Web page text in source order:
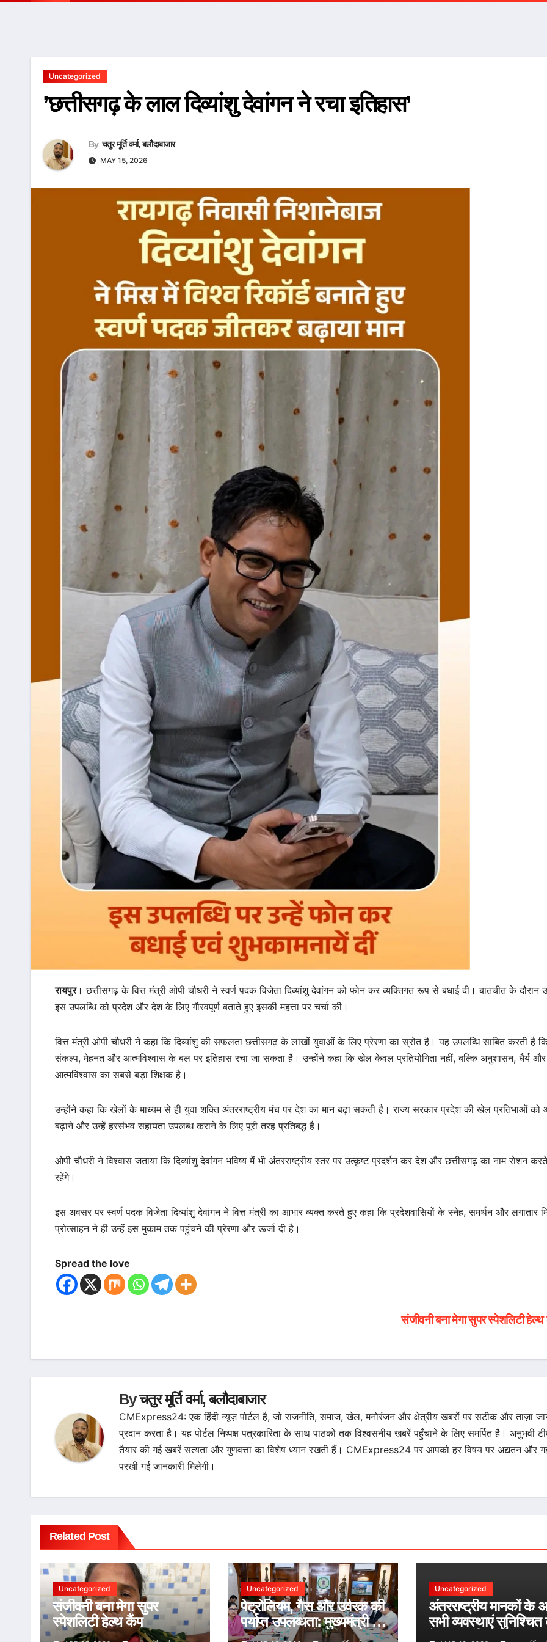
Uncategorized
’छत्तीसगढ़ के लाल दिव्यांशु देवांगन ने रचा इतिहास’
By चतुर मूर्ति वर्मा, बलौदाबाजार
MAY 15, 2026
रायपुर। छत्तीसगढ़ के वित्त मंत्री ओपी चौधरी ने स्वर्ण पदक विजेता दिव्यांशु देवांगन को फोन कर व्यक्तिगत रूप से बधाई दी। बातचीत के दौरान
इस उपलब्धि को प्रदेश और देश के लिए गौरवपूर्ण बताते हुए इसकी महत्ता पर चर्चा की।
वित्त मंत्री ओपी चौधरी ने कहा कि दिव्यांशु की सफलता छत्तीसगढ़ के लाखों युवाओं के लिए प्रेरणा का स्रोत है। यह उपलब्धि साबित करती है
संकल्प, मेहनत और आत्मविश्वास के बल पर इतिहास रचा जा सकता है। उन्होंने कहा कि खेल केवल प्रतियोगिता नहीं, बल्कि अनुशासन, धैर्य और
आत्मविश्वास का सबसे बड़ा शिक्षक है।
उन्होंने कहा कि खेलों के माध्यम से ही युवा शक्ति अंतरराष्ट्रीय मंच पर देश का मान बढ़ा सकती है। राज्य सरकार प्रदेश की खेल प्रतिभाओं को
बढ़ाने और उन्हें हरसंभव सहायता उपलब्ध कराने के लिए पूरी तरह प्रतिबद्ध है।
ओपी चौधरी ने विश्वास जताया कि दिव्यांशु देवांगन भविष्य में भी अंतरराष्ट्रीय स्तर पर उत्कृष्ट प्रदर्शन कर देश और छत्तीसगढ़ का नाम रोशन करते
रहेंगे।
इस अवसर पर स्वर्ण पदक विजेता दिव्यांशु देवांगन ने वित्त मंत्री का आभार व्यक्त करते हुए कहा कि प्रदेशवासियों के स्नेह, समर्थन और लगातार
प्रोत्साहन ने ही उन्हें इस मुकाम तक पहुंचने की प्रेरणा और ऊर्जा दी है।
Spread the love
संजीवनी बना मेगा सुपर स्पेशलिटी
Byचतुर मूर्ति वर्मा, बलौदाबाजार
CMExpress24: एक हिंदी न्यूज़ पोर्टल है, जो राजनीति, समाज, खेल, मनोरंजन और क्षेत्रीय खबरों पर सटीक और ताज़ा
प्रदान करता है। यह पोर्टल निष्पक्ष पत्रकारिता के साथ पाठकों तक विश्वसनीय खबरें पहुँचाने के लिए समर्पित है। अनुभवी टीम
तैयार की गई खबरें सत्यता और गुणवत्ता का विशेष ध्यान रखती हैं। CMExpress24 पर आपको हर विषय पर अद्यतन और
परखी गई जानकारी मिलेगी।
Related Post
Uncategorized
संजीवनी बना मेगा सुपर
स्पेशलिटी हेल्थ कैंप
Uncategorized
पेट्रोलियम, गैस और उर्वरक की
पर्याप्त उपलब्धता: मुख्यमंत्री ने
अफवाहों से बचने की अपील
Uncategorized
अंतरराष्ट्रीय मानकों के
सभी व्यवस्थाएं
के दिए निर्देश